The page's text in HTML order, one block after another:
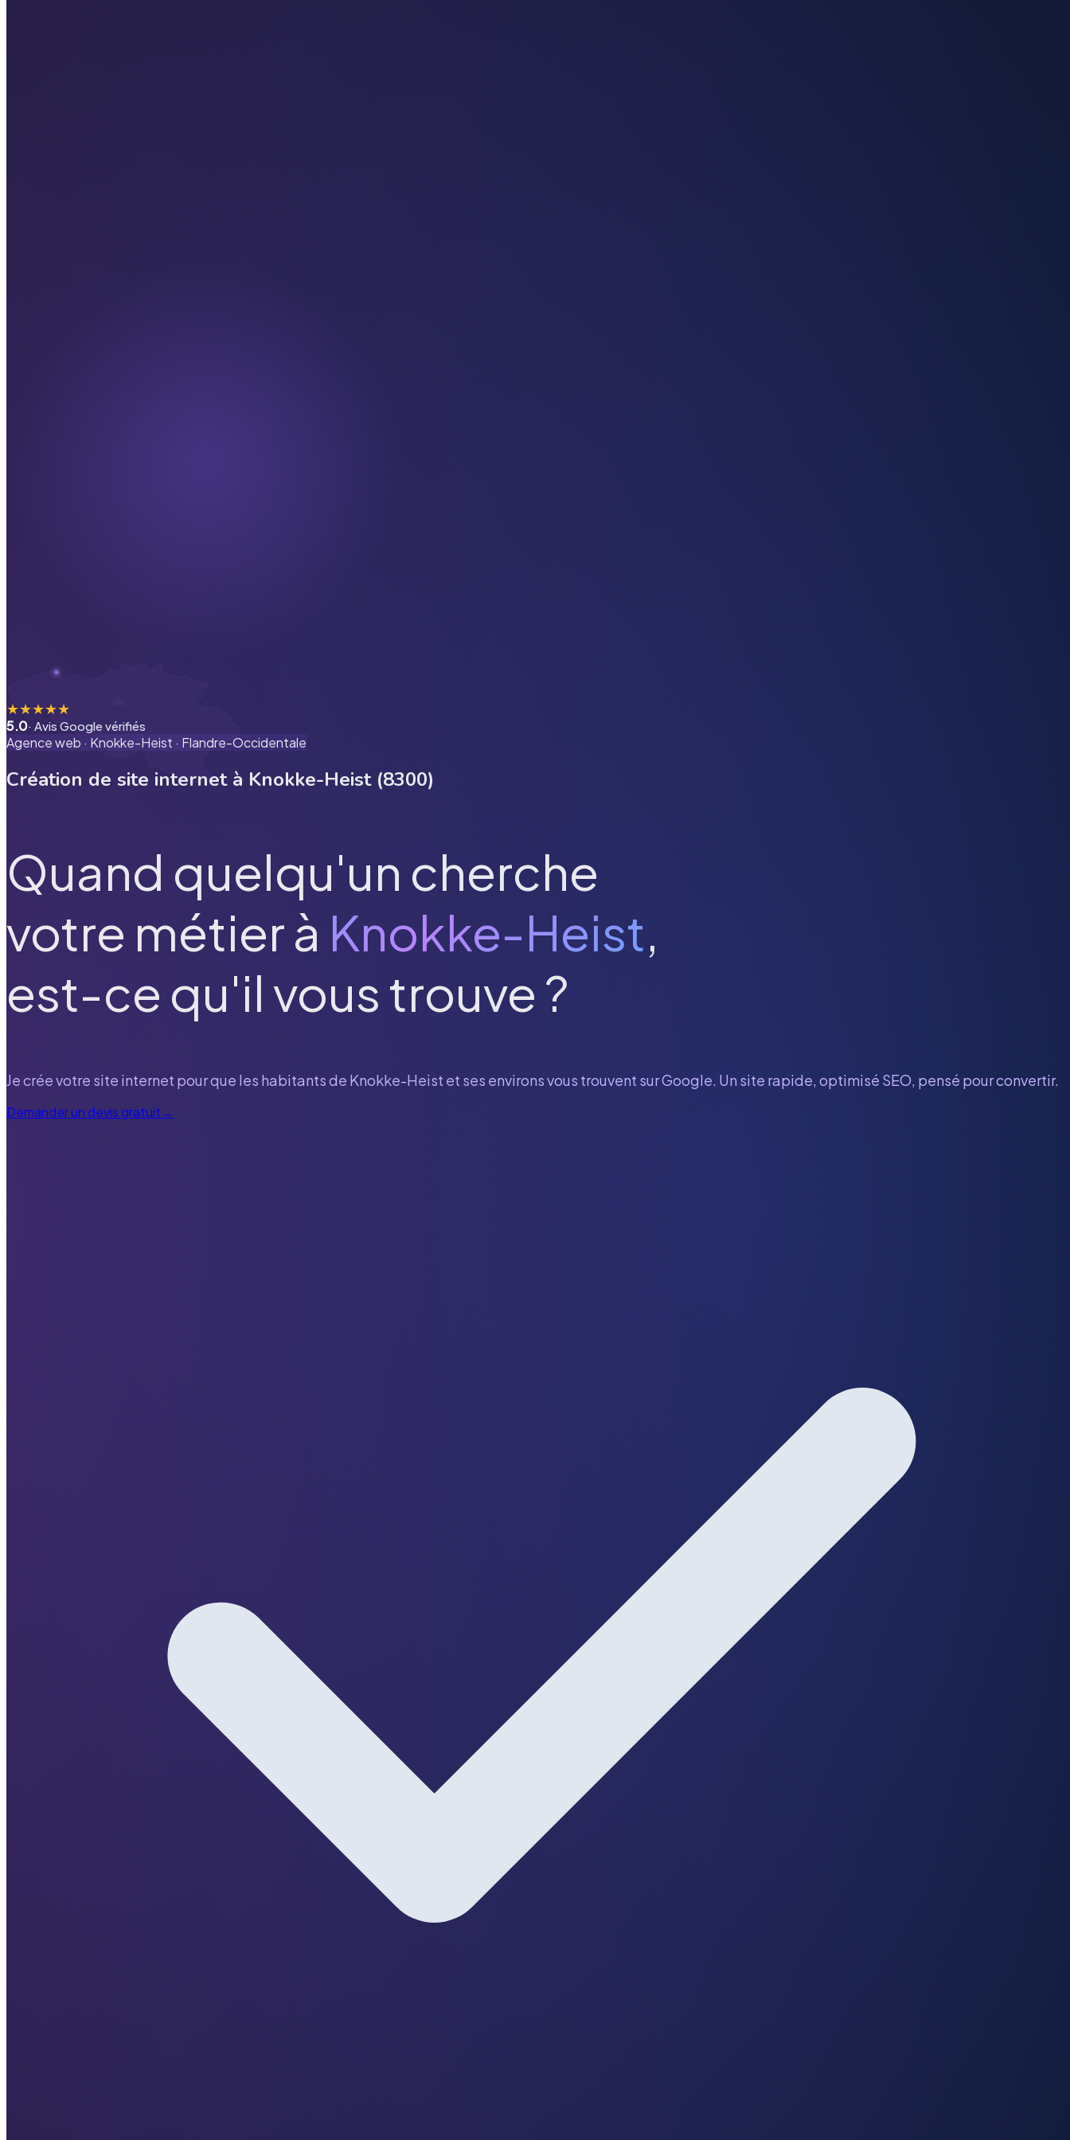
★★★★★
5.0· Avis Google vérifiés
Agence web · Knokke-Heist · Flandre-Occidentale
Création de site internet à Knokke-Heist(8300)
Quand quelqu'un cherche
votre métier à Knokke-Heist,
est-ce qu'il vous trouve ?
Je crée votre site internet pour que les habitants de Knokke-Heist et ses environs vous trouvent sur Google. Un site rapide, optimisé SEO, pensé pour convertir.
Demander un devis gratuit→